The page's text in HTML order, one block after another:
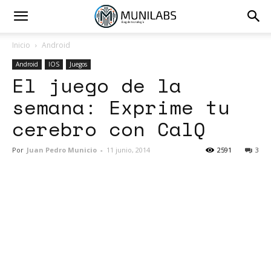
Inicio Android
Android IOS Juegos
El juego de la
semana: Exprime tu
cerebro con CalQ
Por Juan Pedro Municio - 11 junio, 2014 3
2591